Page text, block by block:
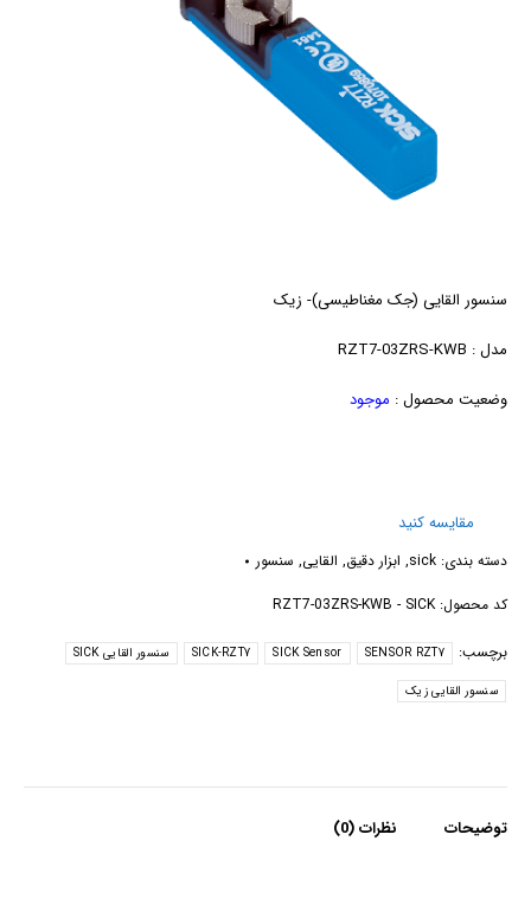
سنسور القایی (جک مغناطیسی)- زیک
مدل : RZT7-03ZRS-KWB
وضعیت محصول : موجود
مقایسه کنید
دسته بندی: sick
, ابزار دقیق, القایی, سنسور
کد محصول:RZT7-03ZRS-KWB - SICK
برچسب: SENSOR RZT7
SICK Sensor
SICK-RZT7 سنسور القایی SICK
سنسور القایی زیک
توضیحات نظرات (0)